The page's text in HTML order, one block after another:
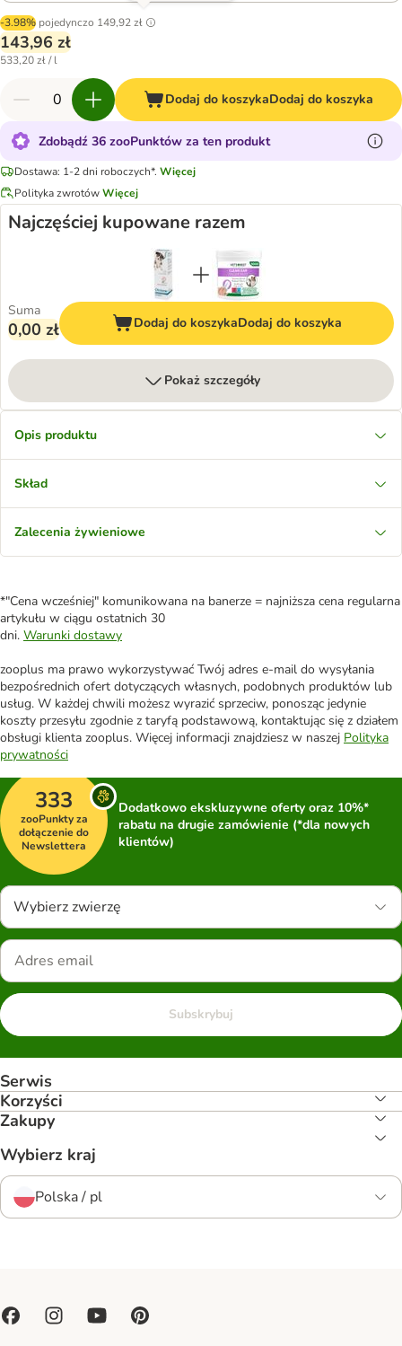
-3.98% pojedynczo 149,92 zł
143,96 zł
533,20 zł / l
Dodaj do koszykaDodaj do koszyka
Zdobądź 36 zooPunktów za ten produkt
Dostawa: 1-2 dni roboczych*. Więcej
Polityka zwrotówWięcej
Najczęściej kupowane razem
Suma
0,00 zł Dodaj do koszykaDodaj do koszyka
Pokaż szczegóły
Opis produktu
Skład
Zalecenia żywieniowe
*"Cena wcześniej" komunikowana na banerze = najniższa cena regularna
artykułu w ciągu ostatnich 30
dni. Warunki dostawy
zooplus ma prawo wykorzystywać Twój adres e-mail do wysyłania
bezpośrednich ofert dotyczących własnych, podobnych produktów lub
usług. W każdej chwili możesz wyrazić sprzeciw, ponosząc jedynie
koszty przesyłu zgodnie z taryfą podstawową, kontaktując się z działem
obsługi klienta zooplus. Więcej informacji znajdziesz w naszej Polityka
prywatności
333
zooPunkty za
dołączenie do
Newslettera
Dodatkowo ekskluzywne oferty oraz 10%*
rabatu na drugie zamówienie (*dla nowych
klientów)
Wybierz zwierzę
Subskrybuj
Serwis
Korzyści
Zakupy
Wybierz kraj
Polska / pl